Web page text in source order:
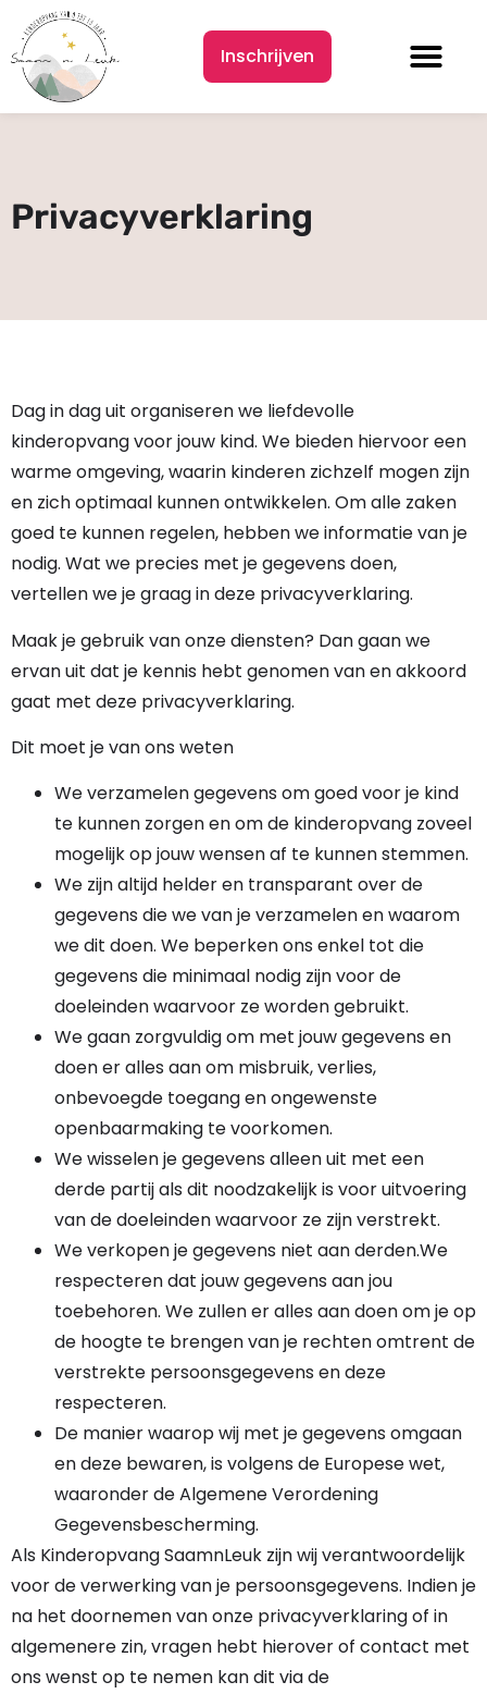
Inschrijven
Privacyverklaring
Dag in dag uit organiseren we liefdevolle
kinderopvang voor jouw kind. We bieden hiervoor een
warme omgeving, waarin kinderen zichzelf mogen zijn
en zich optimaal kunnen ontwikkelen. Om alle zaken
goed te kunnen regelen, hebben we informatie van je
nodig. Wat we precies met je gegevens doen,
vertellen we je graag in deze privacyverklaring.
Maak je gebruik van onze diensten? Dan gaan we
ervan uit dat je kennis hebt genomen van en akkoord
gaat met deze privacyverklaring.
Dit moet je van ons weten
We verzamelen gegevens om goed voor je kind
te kunnen zorgen en om de kinderopvang zoveel
mogelijk op jouw wensen af te kunnen stemmen.
We zijn altijd helder en transparant over de
gegevens die we van je verzamelen en waarom
we dit doen. We beperken ons enkel tot die
gegevens die minimaal nodig zijn voor de
doeleinden waarvoor ze worden gebruikt.
We gaan zorgvuldig om met jouw gegevens en
doen er alles aan om misbruik, verlies,
onbevoegde toegang en ongewenste
openbaarmaking te voorkomen.
We wisselen je gegevens alleen uit met een
derde partij als dit noodzakelijk is voor uitvoering
van de doeleinden waarvoor ze zijn verstrekt.
We verkopen je gegevens niet aan derden.We
respecteren dat jouw gegevens aan jou
toebehoren. We zullen er alles aan doen om je op
de hoogte te brengen van je rechten omtrent de
verstrekte persoonsgegevens en deze
respecteren.
De manier waarop wij met je gegevens omgaan
en deze bewaren, is volgens de Europese wet,
waaronder de Algemene Verordening
Gegevensbescherming.
Als Kinderopvang SaamnLeuk zijn wij verantwoordelijk
voor de verwerking van je persoonsgegevens. Indien je
na het doornemen van onze privacyverklaring of in
algemenere zin, vragen hebt hierover of contact met
ons wenst op te nemen kan dit via de